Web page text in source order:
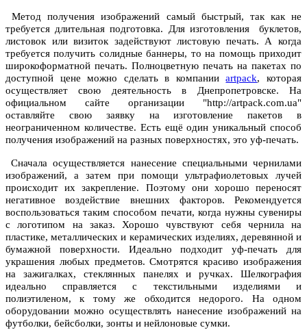
Метод получения изображений самый быстрый, так как не
требуется длительная подготовка. Для изготовления буклетов,
листовок или визиток задействуют листовую печать. А когда
требуется получить солидные баннеры, то на помощь приходит
широкоформатной печать. Полноцветную печать на пакетах по
доступной цене можно сделать в компанииartpack, которая
осуществляет свою деятельность в Днепропетровске. На
официальном сайте организации "http://artpack.com.ua"
оставляйте свою заявку на изготовление пакетов в
неограниченном количестве. Есть ещё один уникальный способ
получения изображений на разных поверхностях, это уф-печать.
Сначала осуществляется нанесение специальными чернилами
изображений, а затем при помощи ультрафиолетовых лучей
происходит их закрепление. Поэтому они хорошо переносят
негативное воздействие внешних факторов. Рекомендуется
воспользоваться таким способом печати, когда нужны сувениры
с логотипом на заказ. Хорошо чувствуют себя чернила на
пластике, металлических и керамических изделиях, деревянной и
бумажной поверхности. Идеально подходит уф-печать для
украшения любых предметов. Смотрятся красиво изображения
на зажигалках, стеклянных панелях и ручках. Шелкография
идеально справляется с текстильными изделиями и
полиэтиленом, к тому же обходится недорого. На одном
оборудовании можно осуществлять нанесение изображений на
футболки, бейсболки, зонты и нейлоновые сумки.